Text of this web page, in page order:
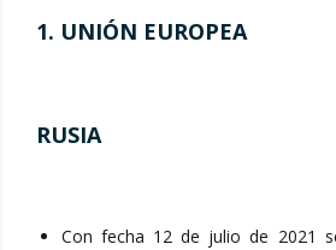
1. UNIÓN EUROPEA
RUSIA
Con fecha 12 de julio de 2021